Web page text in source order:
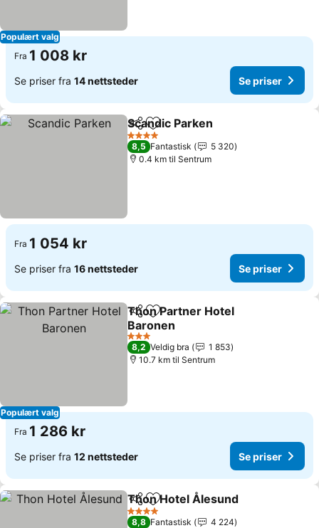
Populært valg
Fra 1 008 kr
Se priser fra 14 nettsteder Se priser
Del Legg til i favoritter
Scandic Parken
4 Stjerner
8,5 Fantastisk
5 320
0.4 km til Sentrum
Fra 1 054 kr
Se priser fra 16 nettsteder Se priser
Populært valg
Del Legg til i favoritter
Thon Partner Hotel
Baronen
Se priser
3 Stjerner
8,2 Veldig bra
1 853
10.7 km til Sentrum
Fra 1 286 kr
Se priser fra 12 nettsteder Se priser
Del Legg til i favoritter
Thon Hotel Ålesund
4 Stjerner
8,8 Fantastisk
4 224